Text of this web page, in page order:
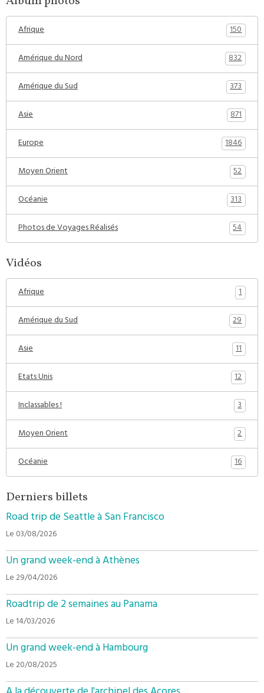
Afrique
150
Amérique du Nord
832
Amérique du Sud
373
Asie
871
Europe
1846
Moyen Orient
52
Océanie
313
Photos de Voyages Réalisés
54
Vidéos
Afrique
1
Amérique du Sud
29
Asie
11
Etats Unis
12
Inclassables !
3
Moyen Orient
2
Océanie
16
Derniers billets
Road trip de Seattle à San Francisco
Le 03/08/2026
Un grand week-end à Athènes
Le 29/04/2026
Roadtrip de 2 semaines au Panama
Le 14/03/2026
Un grand week-end à Hambourg
Le 20/08/2025